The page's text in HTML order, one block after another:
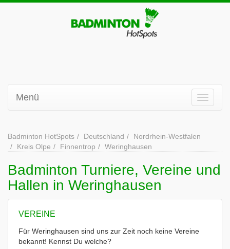
Menü
Badminton HotSpots Deutschland
Nordrhein-Westfalen
Kreis Olpe
Finnentrop Weringhausen
Badminton Turniere, Vereine und
Hallen in Weringhausen
VEREINE
Für Weringhausen sind uns zur Zeit noch keine Vereine
bekannt! Kennst Du welche?